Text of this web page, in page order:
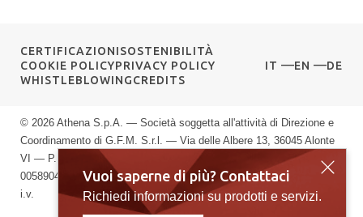
Vuoi saperne di più? Contattaci
Richiedi informazioni su prodotti e servizi.
CERTIFICAZIONISOSTENIBILITÀ
COOKIE POLICYPRIVACY POLICY
WHISTLEBLOWINGCREDITS
IT EN DE
© 2026 Athena S.p.A. — Società soggetta all'attività di Direzione e
Coordinamento di G.F.M. S.r.l. — Via delle Albere 13, 36045 Alonte
VI — P.IVA 00589040245 — Registro Imprese di Vicenza: n.
00589040245 — Rea vi: 139951 — Capitale sociale: € 10.000.000
i.v.